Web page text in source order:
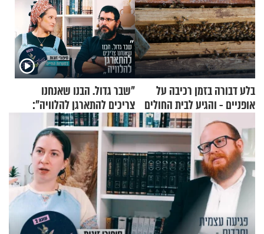
בלע דבורה בזמן רכיבה על
אופניים - והגיע לבית החולים
במצב מסכן חיים
"שבר גדול. הבנו שאנחנו
צריכים להתארגן להלוויה":
זוגיות במבחן, הפעם עם מרים
וגד דנינו